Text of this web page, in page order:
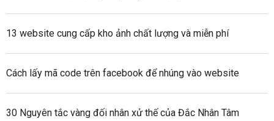
13 website cung cấp kho ảnh chất lượng và miễn phí
Cách lấy mã code trên facebook để nhúng vào website
30 Nguyên tắc vàng đối nhân xử thế của Đắc Nhân Tâm